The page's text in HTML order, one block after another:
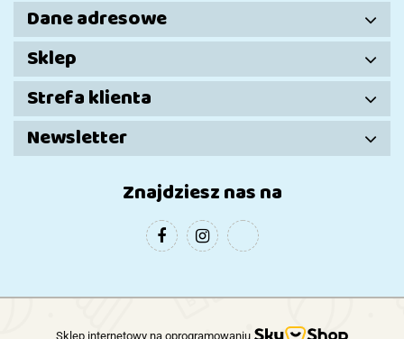
Dane adresowe
Sklep
Strefa klienta
Newsletter
Znajdziesz nas na
Sklep internetowy na oprogramowaniu